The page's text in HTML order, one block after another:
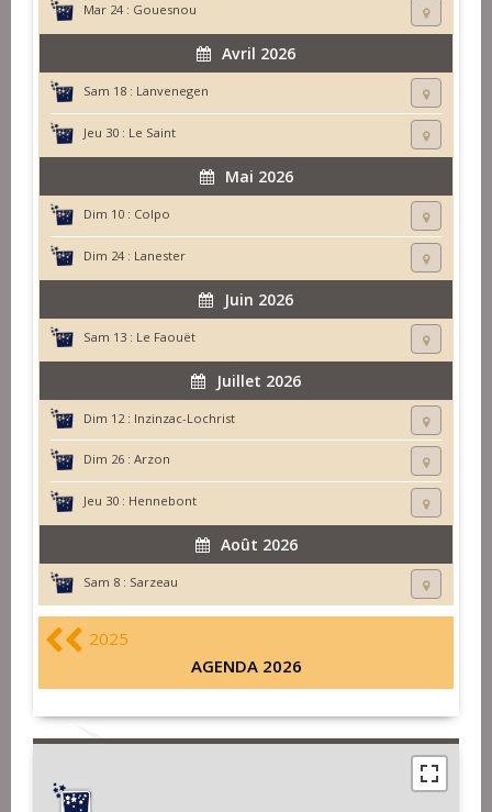
Mar 24 : Gouesnou
Avril 2026
Sam 18 : Lanvenegen
Jeu 30 : Le Saint
Mai 2026
Dim 10 : Colpo
Dim 24 : Lanester
Juin 2026
Sam 13 : Le Faouët
Juillet 2026
Dim 12 : Inzinzac-Lochrist
Dim 26 : Arzon
Jeu 30 : Hennebont
Août 2026
Sam 8 : Sarzeau
2025
AGENDA 2026